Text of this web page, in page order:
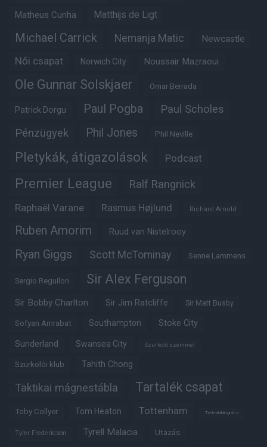
Matheus Cunha Matthijs de Ligt
Michael Carrick Nemanja Matic Newcastle
Női csapat Norwich City Noussair Mazraoui
Ole Gunnar Solskjaer Omar Berrada
Patrick Dorgu Paul Pogba Paul Scholes
Pénzügyek Phil Jones Phil Neville
Pletykák, átigazolások Podcast
Premier League Ralf Rangnick
Raphaël Varane Rasmus Højlund Richard Arnold
Ruben Amorim Ruud van Nistelrooy
Ryan Giggs Scott McTominay Senne Lammens
Sergio Reguilon Sir Alex Ferguson
Sir Bobby Charlton Sir Jim Ratcliffe Sir Matt Busby
Sofyan Amrabat Southampton Stoke City
Sunderland Swansea City Szurkoló szemmel
Szurkolói klub Tahith Chong
Taktikai mágnestábla Tartalék csapat
Toby Collyer Tom Heaton Tottenham Trófeabibliográfia
Tyler Fredericson Tyrell Malacia Utazás